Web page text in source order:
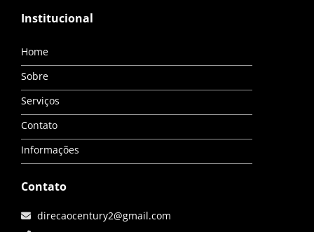
Institucional
Home
Sobre
Serviços
Contato
Informações
Contato
direcaocentury2@gmail.com